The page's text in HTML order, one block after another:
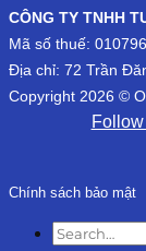
CÔNG TY TNHH
Mã số thuế:
Địa chỉ: 72 Trần
Copyright 2026 ©
Chính sách bảo mật